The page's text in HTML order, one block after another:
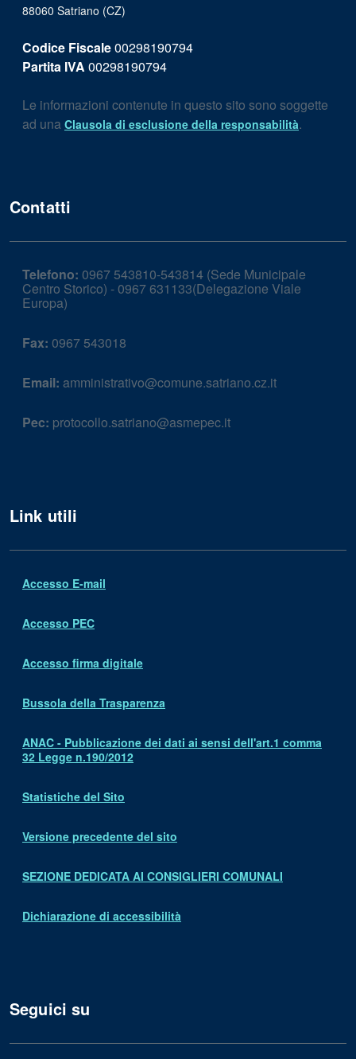
88060 Satriano (CZ)
Codice Fiscale00298190794
Partita IVA 00298190794
Le informazioni contenute in questo sito sono soggette
ad una Clausola di esclusione della responsabilità.
Contatti
Telefono: 0967 543810-543814 (Sede Municipale
Centro Storico) - 0967 631133(Delegazione Viale
Europa)
Fax: 0967 543018
Email: amministrativo@comune.satriano.cz.it
Pec: protocollo.satriano@asmepec.it
Link utili
Accesso E-mail
Accesso PEC
Accesso firma digitale
Bussola della Trasparenza
ANAC - Pubblicazione dei dati ai sensi dell'art.1 comma
32 Legge n.190/2012
Statistiche del Sito
Versione precedente del sito
SEZIONE DEDICATA AI CONSIGLIERI COMUNALI
Dichiarazione di accessibilità
Seguici su